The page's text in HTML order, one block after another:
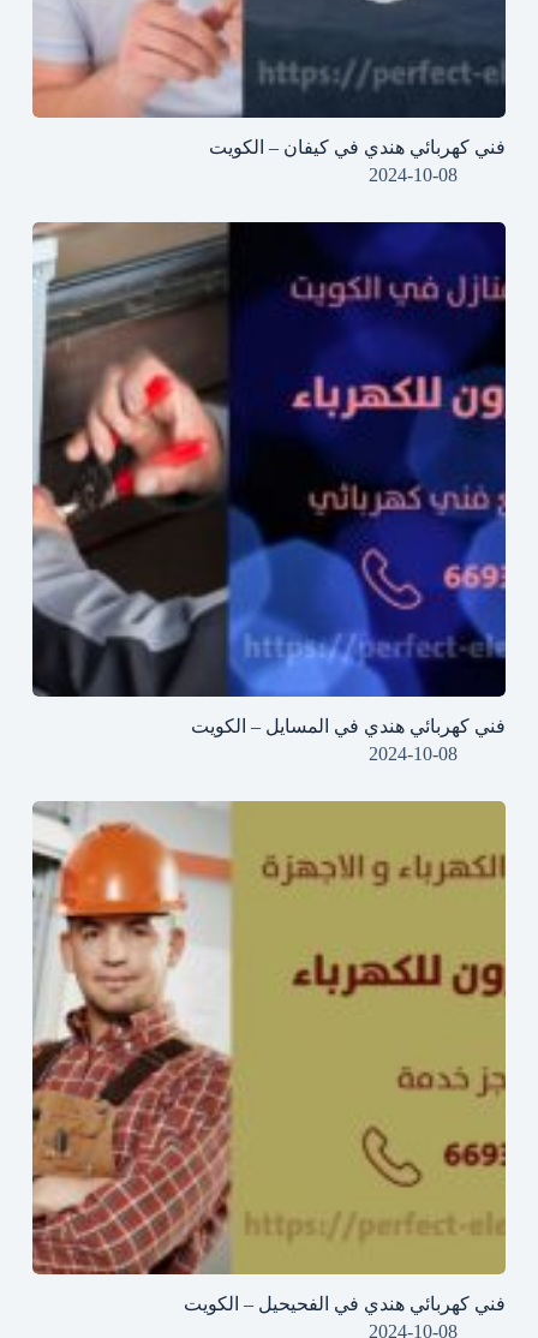
فني كهربائي هندي في كيفان – الكويت
2024-10-08
فني كهربائي هندي في المسايل – الكويت
2024-10-08
فني كهربائي هندي في الفحيحيل – الكويت
2024-10-08